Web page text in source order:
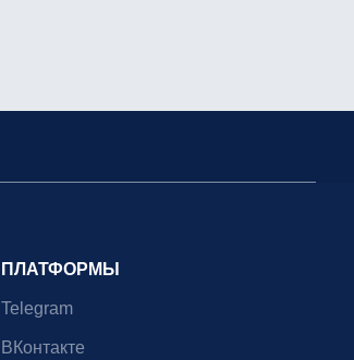
ПЛАТФОРМЫ
Telegram
ВКонтакте